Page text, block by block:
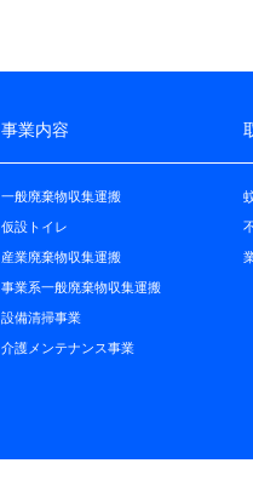
事業内容
一般廃棄物収集運搬
仮設トイレ
産業廃棄物収集運搬
事業系一般廃棄物収集運搬
設備清掃事業
介護メンテナンス事業